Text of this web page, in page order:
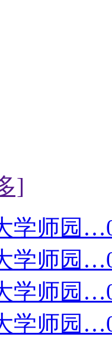
]
学师园…
学师园…
学师园…
学师园…